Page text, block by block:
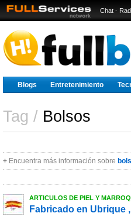
Chat ·
Blogs Entretenimiento
Tag / Bolsos
+ Encuentra más información sobre
ARTICULOS DE PIEL Y
Fabricado en Ubrique